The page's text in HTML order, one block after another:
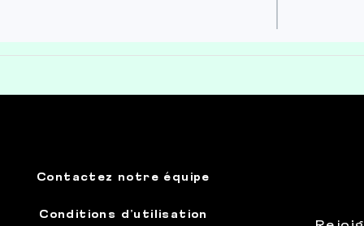
Contactez notre équipe
Conditions d’utilisation